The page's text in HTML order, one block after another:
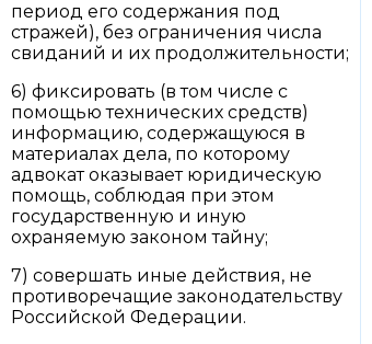
период его содержания под
стражей), без ограничения числа
свиданий и их продолжительности;
6) фиксировать (в том числе с
помощью технических средств)
информацию, содержащуюся в
материалах дела, по которому
адвокат оказывает юридическую
помощь, соблюдая при этом
государственную и иную
охраняемую законом тайну;
7) совершать иные действия, не
противоречащие законодательству
Российской Федерации.